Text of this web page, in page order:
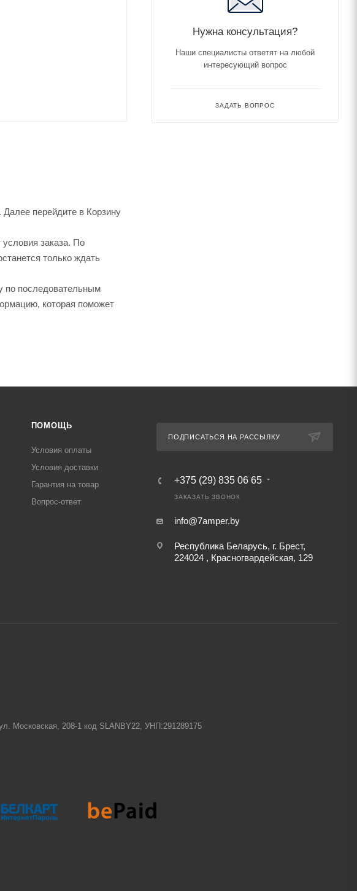
Далее перейдите в Корзину
заказа. По
только ждать
по последовательным
которая поможет
Нужна консультация?
Наши специалисты ответят на любой
интересующий вопрос
ЗАДАТЬ ВОПРОС
ПОМОЩЬ
Условия оплаты
Условия доставки
Гарантия на товар
Вопрос-ответ
ПОДПИСАТЬСЯ НА РАССЫЛКУ
+375 (29) 835 06 65
ЗАКАЗАТЬ ЗВОНОК
info@7amper.by
Республика Беларусь, г. Брест,
224024 , Красногвардейская, 129
Московская, 208-1 код SLANBY22, УНП:291289175